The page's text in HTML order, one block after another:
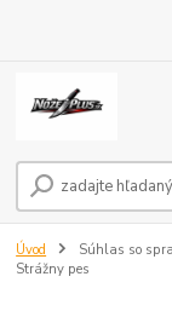
Úvod
Súhlas so
Strážny pes